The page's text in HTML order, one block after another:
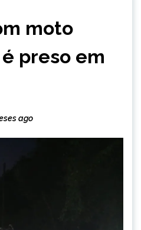
moto
preso em
ago